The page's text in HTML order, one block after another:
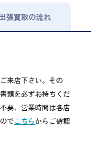
張買取の流れ
来店下さい。その
類を必ずお持ちくだ
要、営業時間は各店
でこちらからご確認